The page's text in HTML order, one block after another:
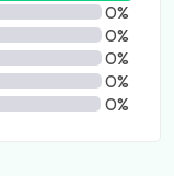
0%
0%
0%
0%
0%